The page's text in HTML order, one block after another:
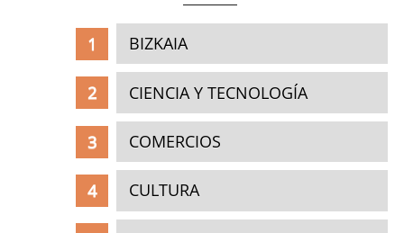
BIZKAIA
CIENCIA Y TECNOLOGÍA
COMERCIOS
CULTURA